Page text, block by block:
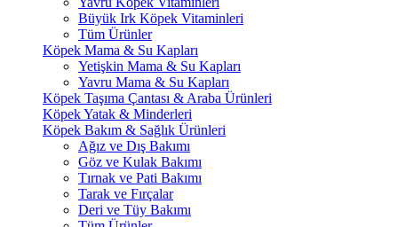
Büyük Irk Köpek Vitaminleri
Tüm Ürünler
Köpek Mama & Su Kapları
Yetişkin Mama & Su Kapları
Yavru Mama & Su Kapları
Köpek Taşıma Çantası & Araba Ürünleri
Köpek Yatak & Minderleri
Köpek Bakım & Sağlık Ürünleri
Ağız ve Dış Bakımı
Göz ve Kulak Bakımı
Tırnak ve Pati Bakımı
Tarak ve Fırçalar
Deri ve Tüy Bakımı